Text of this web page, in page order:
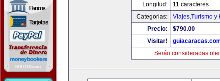
Longitud:
11 caracteres
Categorias:
Viajes,Turismo y
Precio:
$790.00
Visitar!
Serán consideradas